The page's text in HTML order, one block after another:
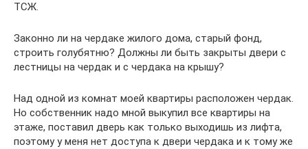
ТСЖ.
Законно ли на чердаке жилого дома, старый фонд,
строить голубятню? Должны ли быть закрыты двери с
лестницы на чердак и с чердака на крышу?
Над одной из комнат моей квартиры расположен чердак.
Но собственник надо мной выкупил все квартиры на
этаже, поставил дверь как только выходишь из лифта,
поэтому у меня нет доступа к двери чердака и к тому же